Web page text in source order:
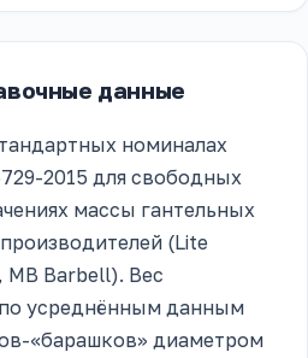
данные
номиналах
2015 для свободных
массы гантельных
(Lite
MB Barbell). Вес
усреднённым данным
«барашков» диаметром